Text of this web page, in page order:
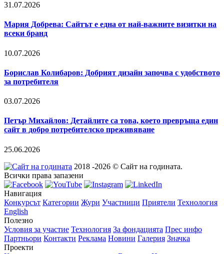
31.07.2026
Мария Добрева: Сайтът е една от най-важните визитки на
всеки бранд
10.07.2026
Борислав Колибаров: Добрият дизайн започва с удобството
за потребителя
03.07.2026
Петър Михайлов: Детайлите са това, което превръща един
сайт в добро потребителско преживяване
25.06.2026
2018 -2026 © Сайт на годината.
Всички права запазени
Навигация
Конкурсът Категории Жури Участници Приятели Технология
English
Полезно
Условия за участие Технология За фондацията Прес инфо
Партньори Контакти Реклама Новини Галерия Значка
Проекти